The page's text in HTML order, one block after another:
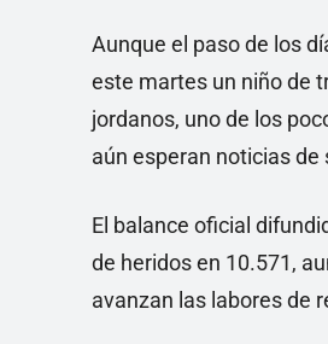
Aunque el paso de los
este martes un niño de
jordanos, uno de los
aún esperan noticias de
El balance oficial
de heridos en 10.571,
avanzan las labores de